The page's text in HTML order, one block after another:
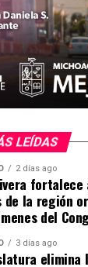
LEÍDAS
2 días ago
fortalece
de la región
del
3 días ago
elimina